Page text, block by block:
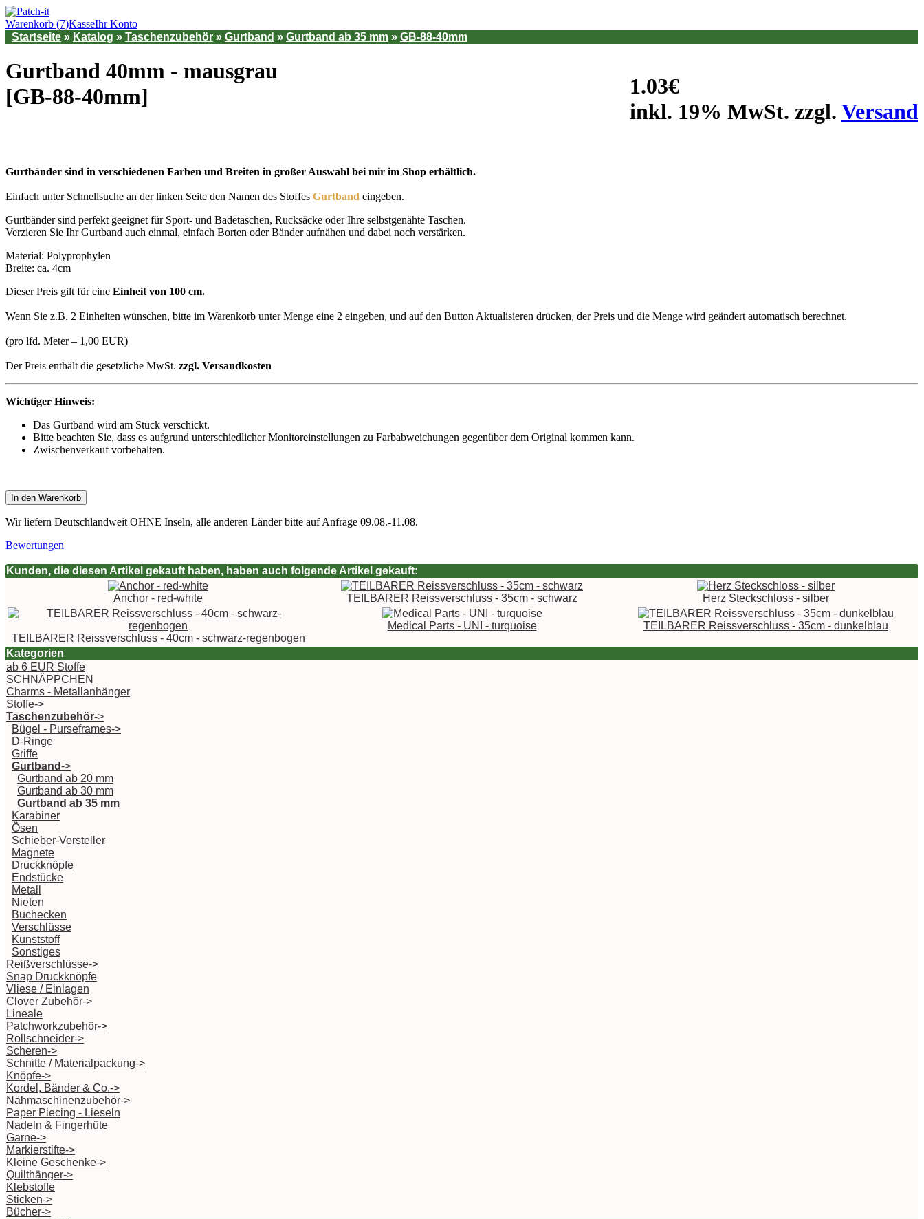
Warenkorb (7)KasseIhr Konto
Startseite » Katalog » Taschenzubehör » Gurtband » Gurtband ab 35 mm » GB-88-40mm
1.03€
inkl. 19% MwSt. zzgl. Versand
Gurtband 40mm - mausgrau
[GB-88-40mm]
Gurtbänder sind in verschiedenen Farben und Breiten in großer Auswahl bei mir im Shop erhältlich.
Einfach unter Schnellsuche an der linken Seite den Namen des Stoffes Gurtband eingeben.
Gurtbänder sind perfekt geeignet für Sport- und Badetaschen, Rucksäcke oder Ihre selbstgenähte Taschen.
Verzieren Sie Ihr Gurtband auch einmal, einfach Borten oder Bänder aufnähen und dabei noch verstärken.
Material: Polyprophylen
Breite: ca. 4cm
Dieser Preis gilt für eine Einheit von 100 cm.
Wenn Sie z.B. 2 Einheiten wünschen, bitte im Warenkorb unter Menge eine 2 eingeben, und auf den Button Aktualisieren drücken, der Preis und die Menge wird geändert automatisch berechnet.
(pro lfd. Meter – 1,00 EUR)
Der Preis enthält die gesetzliche MwSt. zzgl. Versandkosten
Wichtiger Hinweis:
Das Gurtband wird am Stück verschickt.
Bitte beachten Sie, dass es aufgrund unterschiedlicher Monitoreinstellungen zu Farbabweichungen gegenüber dem Original kommen kann.
Zwischenverkauf vorbehalten.
In den Warenkorb
Wir liefern Deutschlandweit OHNE Inseln, alle anderen Länder bitte auf Anfrage 09.08.-11.08.
Bewertungen
Kunden, die diesen Artikel gekauft haben, haben auch folgende Artikel gekauft:
Anchor - red-white TEILBARER Reissverschluss - 35cm - schwarz Herz Steckschloss - silber
TEILBARER Reissverschluss - 40cm - schwarz-regenbogen
Medical Parts - UNI - turquoise TEILBARER Reissverschluss - 35cm - dunkelblau
Kategorien
ab 6 EUR Stoffe
SCHNÄPPCHEN
Charms - Metallanhänger
Stoffe->
Taschenzubehör->
Bügel - Purseframes->
D-Ringe
Griffe
Gurtband->
Gurtband ab 20 mm
Gurtband ab 30 mm
Gurtband ab 35 mm
Karabiner
Ösen
Schieber-Versteller
Magnete
Druckknöpfe
Endstücke
Metall
Nieten
Buchecken
Verschlüsse
Kunststoff
Sonstiges
Reißverschlüsse->
Snap Druckknöpfe
Vliese / Einlagen
Clover Zubehör->
Lineale
Patchworkzubehör->
Rollschneider->
Scheren->
Schnitte / Materialpackung->
Knöpfe->
Kordel, Bänder & Co.->
Nähmaschinenzubehör->
Paper Piecing - Lieseln
Nadeln & Fingerhüte
Garne->
Markierstifte->
Kleine Geschenke->
Quilthänger->
Klebstoffe
Sticken->
Bücher->